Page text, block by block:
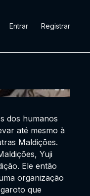
Entrar Registrar
dos humanos
até mesmo à
Maldições.
Yuji
Ele então
organização
que